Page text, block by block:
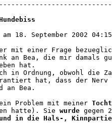
18. September 2002
mit einer Frage
an Bea, die mir damals
hat.
in Ordnung, obwohl die
hat, dass der Nerv
an Bea.
Problem mit meiner
hatte). Sie wurde gegen
in die Hals-,